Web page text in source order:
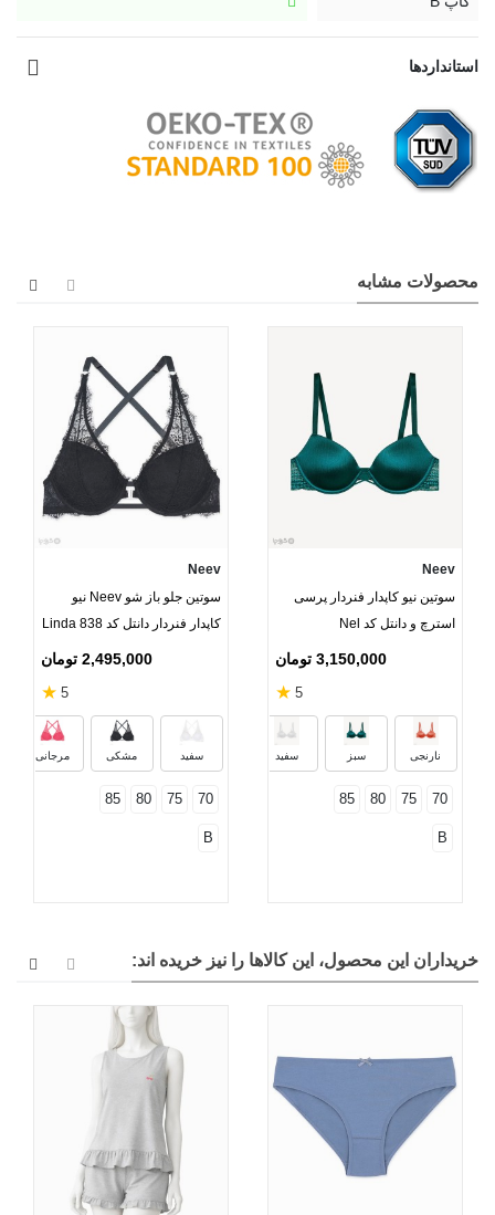
استانداردها
محصولات مشابه
Neev
سوتین نیو کاپدار فنردار پرسی
استرچ و دانتل کد Nel
3,150,000 تومان
5
★
نارنجی سبز سفید
70
75
80
85
B
Neev
سوتین جلو باز شو Neev نیو
کاپدار فنردار دانتل کد Linda 838
2,495,000 تومان
5
★
سفید مشکی مرجانی
70
75
80
85
B
خریداران این محصول، این کالاها را نیز خریده اند: